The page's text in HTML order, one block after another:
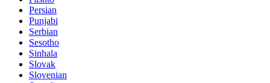
Persian
Punjabi
Serbian
Sesotho
Sinhala
Slovak
Slovenian